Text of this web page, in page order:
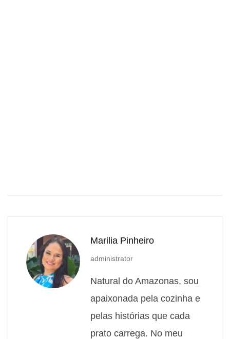
Marilia Pinheiro
administrator
Natural do Amazonas, sou
apaixonada pela cozinha e
pelas histórias que cada
prato carrega. No meu